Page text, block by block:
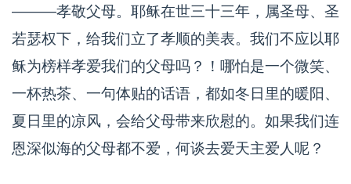
———孝敬父母。耶稣在世三十三年，属圣母、圣
若瑟权下，给我们立了孝顺的美表。我们不应以耶
稣为榜样孝爱我们的父母吗？！哪怕是一个微笑、
一杯热茶、一句体贴的话语，都如冬日里的暖阳、
夏日里的凉风，会给父母带来欣慰的。如果我们连
恩深似海的父母都不爱，何谈去爱天主爱人呢？